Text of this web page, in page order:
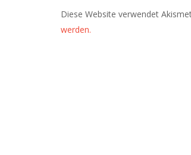
Diese Website verwendet
werden.